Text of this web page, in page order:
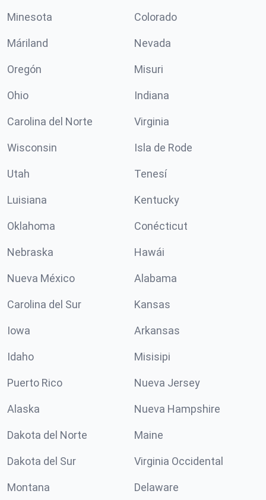
Minesota Colorado
Máriland Nevada
Oregón Misuri
Ohio Indiana
Carolina del Norte Virginia
Wisconsin Isla de Rode
Utah Tenesí
Luisiana Kentucky
Oklahoma Conécticut
Nebraska Hawái
Nueva México Alabama
Carolina del Sur Kansas
Iowa Arkansas
Idaho Misisipi
Puerto Rico Nueva Jersey
Alaska Nueva Hampshire
Dakota del Norte Maine
Dakota del Sur Virginia Occidental
Montana Delaware